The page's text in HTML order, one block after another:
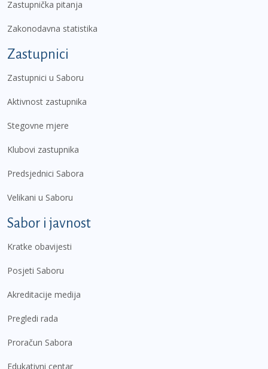
Zastupnička pitanja
Zakonodavna statistika
Zastupnici
Zastupnici u Saboru
Aktivnost zastupnika
Stegovne mjere
Klubovi zastupnika
Predsjednici Sabora
Velikani u Saboru
Sabor i javnost
Kratke obavijesti
Posjeti Saboru
Akreditacije medija
Pregledi rada
Proračun Sabora
Edukativni centar